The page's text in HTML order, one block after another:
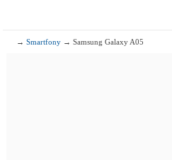
→Smartfony → Samsung Galaxy A05